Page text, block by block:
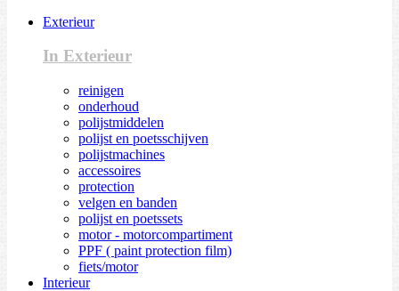
Exterieur
In Exterieur
reinigen
onderhoud
polijstmiddelen
polijst en poetsschijven
polijstmachines
accessoires
protection
velgen en banden
polijst en poetssets
motor - motorcompartiment
PPF ( paint protection film)
fiets/motor
Interieur